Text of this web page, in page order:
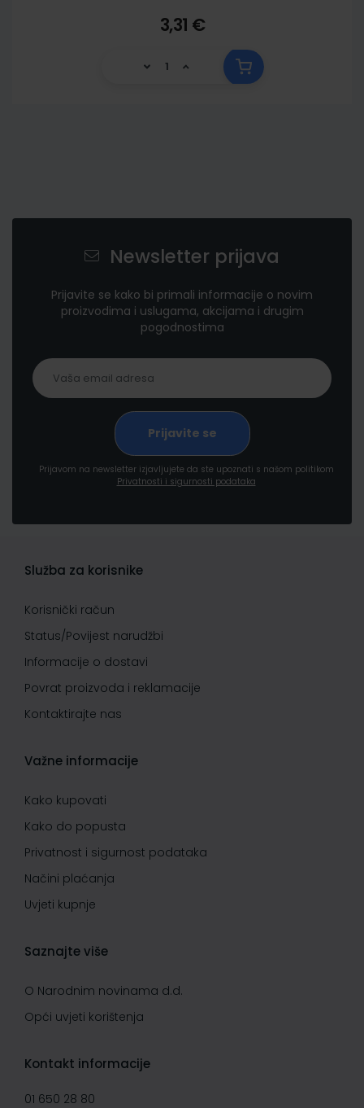
3,31 €
Newsletter prijava
Prijavite se kako bi primali informacije o novim
proizvodima i uslugama, akcijama i drugim
pogodnostima
Prijavom na newsletter izjavljujete da ste upoznati s našom politikom
Privatnosti i sigurnosti podataka
Služba za korisnike
Korisnički račun
Status/Povijest narudžbi
Informacije o dostavi
Povrat proizvoda i reklamacije
Kontaktirajte nas
Važne informacije
Kako kupovati
Kako do popusta
Privatnost i sigurnost podataka
Načini plaćanja
Uvjeti kupnje
Saznajte više
O Narodnim novinama d.d.
Opći uvjeti korištenja
Kontakt informacije
01 650 28 80